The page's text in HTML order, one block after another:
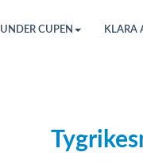
UNDER CUPEN KLARA